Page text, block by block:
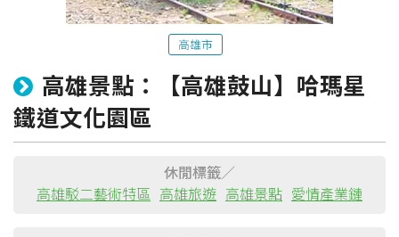
高雄市
高雄景點：【高雄鼓山】哈瑪星
鐵道文化園區
休閒標籤／
高雄駁二藝術特區 高雄旅遊 高雄景點 愛情產業鏈